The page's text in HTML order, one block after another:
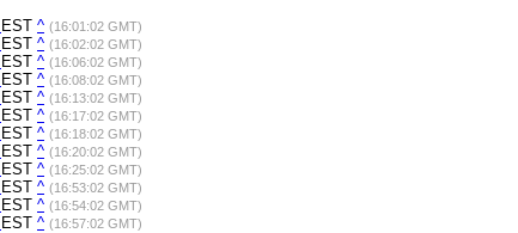
EST ^ (16:01:02 GMT)
EST ^ (16:02:02 GMT)
EST ^ (16:06:02 GMT)
EST ^ (16:08:02 GMT)
EST ^ (16:13:02 GMT)
EST ^ (16:17:02 GMT)
EST ^ (16:18:02 GMT)
EST ^ (16:20:02 GMT)
EST ^ (16:25:02 GMT)
EST ^ (16:53:02 GMT)
EST ^ (16:54:02 GMT)
EST ^ (16:57:02 GMT)